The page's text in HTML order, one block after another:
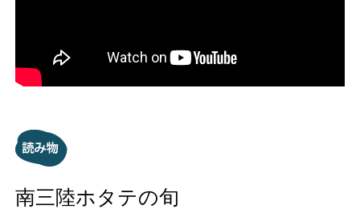
南三陸ホタテの旬